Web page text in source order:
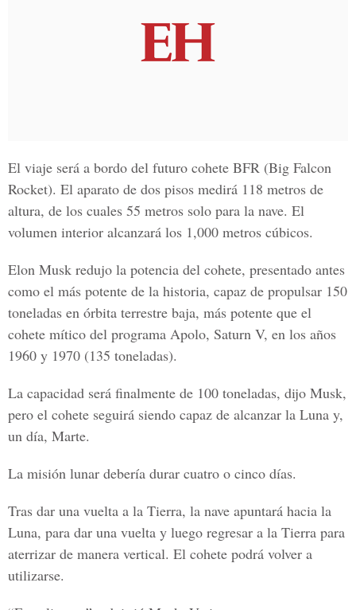
El viaje será a bordo del futuro cohete BFR (Big Falcon
Rocket). El aparato de dos pisos medirá 118 metros de
altura, de los cuales 55 metros solo para la nave. El
volumen interior alcanzará los 1,000 metros cúbicos.
Elon Musk redujo la potencia del cohete, presentado antes
como el más potente de la historia, capaz de propulsar 150
toneladas en órbita terrestre baja, más potente que el
cohete mítico del programa Apolo, Saturn V, en los años
1960 y 1970 (135 toneladas).
La capacidad será finalmente de 100 toneladas, dijo Musk,
pero el cohete seguirá siendo capaz de alcanzar la Luna y,
un día, Marte.
La misión lunar debería durar cuatro o cinco días.
Tras dar una vuelta a la Tierra, la nave apuntará hacia la
Luna, para dar una vuelta y luego regresar a la Tierra para
aterrizar de manera vertical. El cohete podrá volver a
utilizarse.